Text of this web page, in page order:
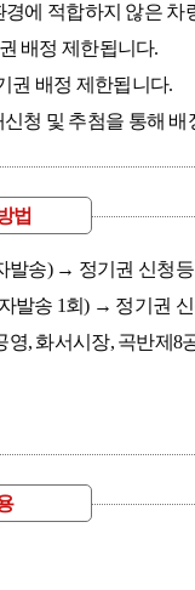
에 적합하지 않은
배정 제한됩니다.
권 배정 제한됩니다.
청 및 추첨을 통해 배
법
발송) → 정기권 신청
발송 1회) → 정기권
, 화서시장, 곡반제8